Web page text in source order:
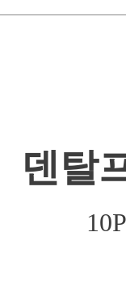
덴탈